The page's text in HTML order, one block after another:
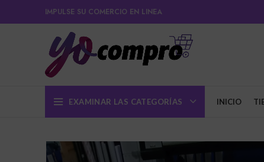
IMPULSE SU COMERCIO EN LINEA
EXAMINAR LAS CATEGORÍAS INICIO